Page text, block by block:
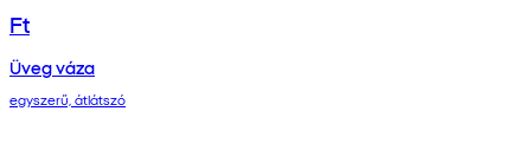
Ft
Üveg váza
egyszerű, átlátszó